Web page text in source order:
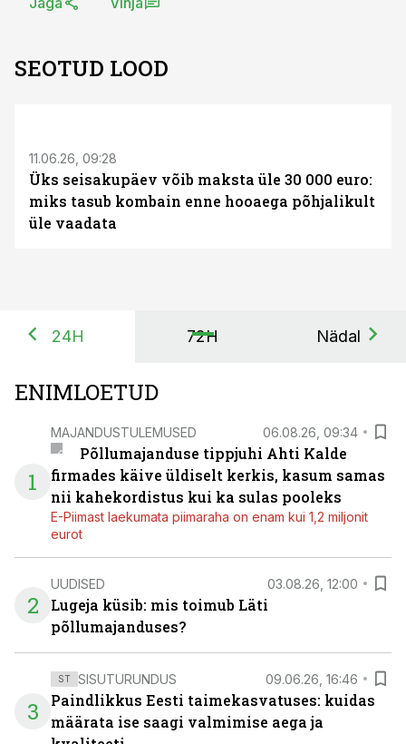
SEOTUD LOOD
11.06.26, 09:28
Üks seisakupäev võib maksta üle 30 000 euro:
miks tasub kombain enne hooaega põhjalikult
üle vaadata
24H 72H Nädal
ENIMLOETUD
1
MAJANDUSTULEMUSED 06.08.26, 09:34
Põllumajanduse tippjuhi Ahti Kalde
firmades käive üldiselt kerkis, kasum samas
nii kahekordistus kui ka sulas pooleks
E-Piimast laekumata piimaraha on enam kui 1,2 miljonit
eurot
2
UUDISED 03.08.26, 12:00
Lugeja küsib: mis toimub Läti
põllumajanduses?
3
ST SISUTURUNDUS 09.06.26, 16:46
Paindlikkus Eesti taimekasvatuses: kuidas
määrata ise saagi valmimise aega ja